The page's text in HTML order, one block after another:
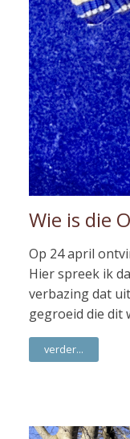
Wie is die
Op 24 april
Hier spreek ik
verbazing dat
gegroeid die dit
verder...